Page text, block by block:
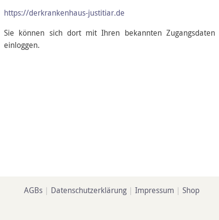
https://derkrankenhaus-justitiar.de
Sie können sich dort mit Ihren bekannten Zugangsdaten
einloggen.
AGBs | Datenschutzerklärung | Impressum | Shop